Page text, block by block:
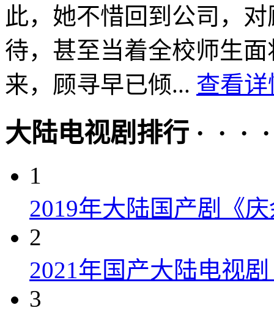
此，她不惜回到公司，
待，甚至当着全校师生
来，顾寻早已倾... 查看详
大陆电视剧排行 · · ·
1
2019年大陆国产剧《
2
2021年国产大陆电视
3